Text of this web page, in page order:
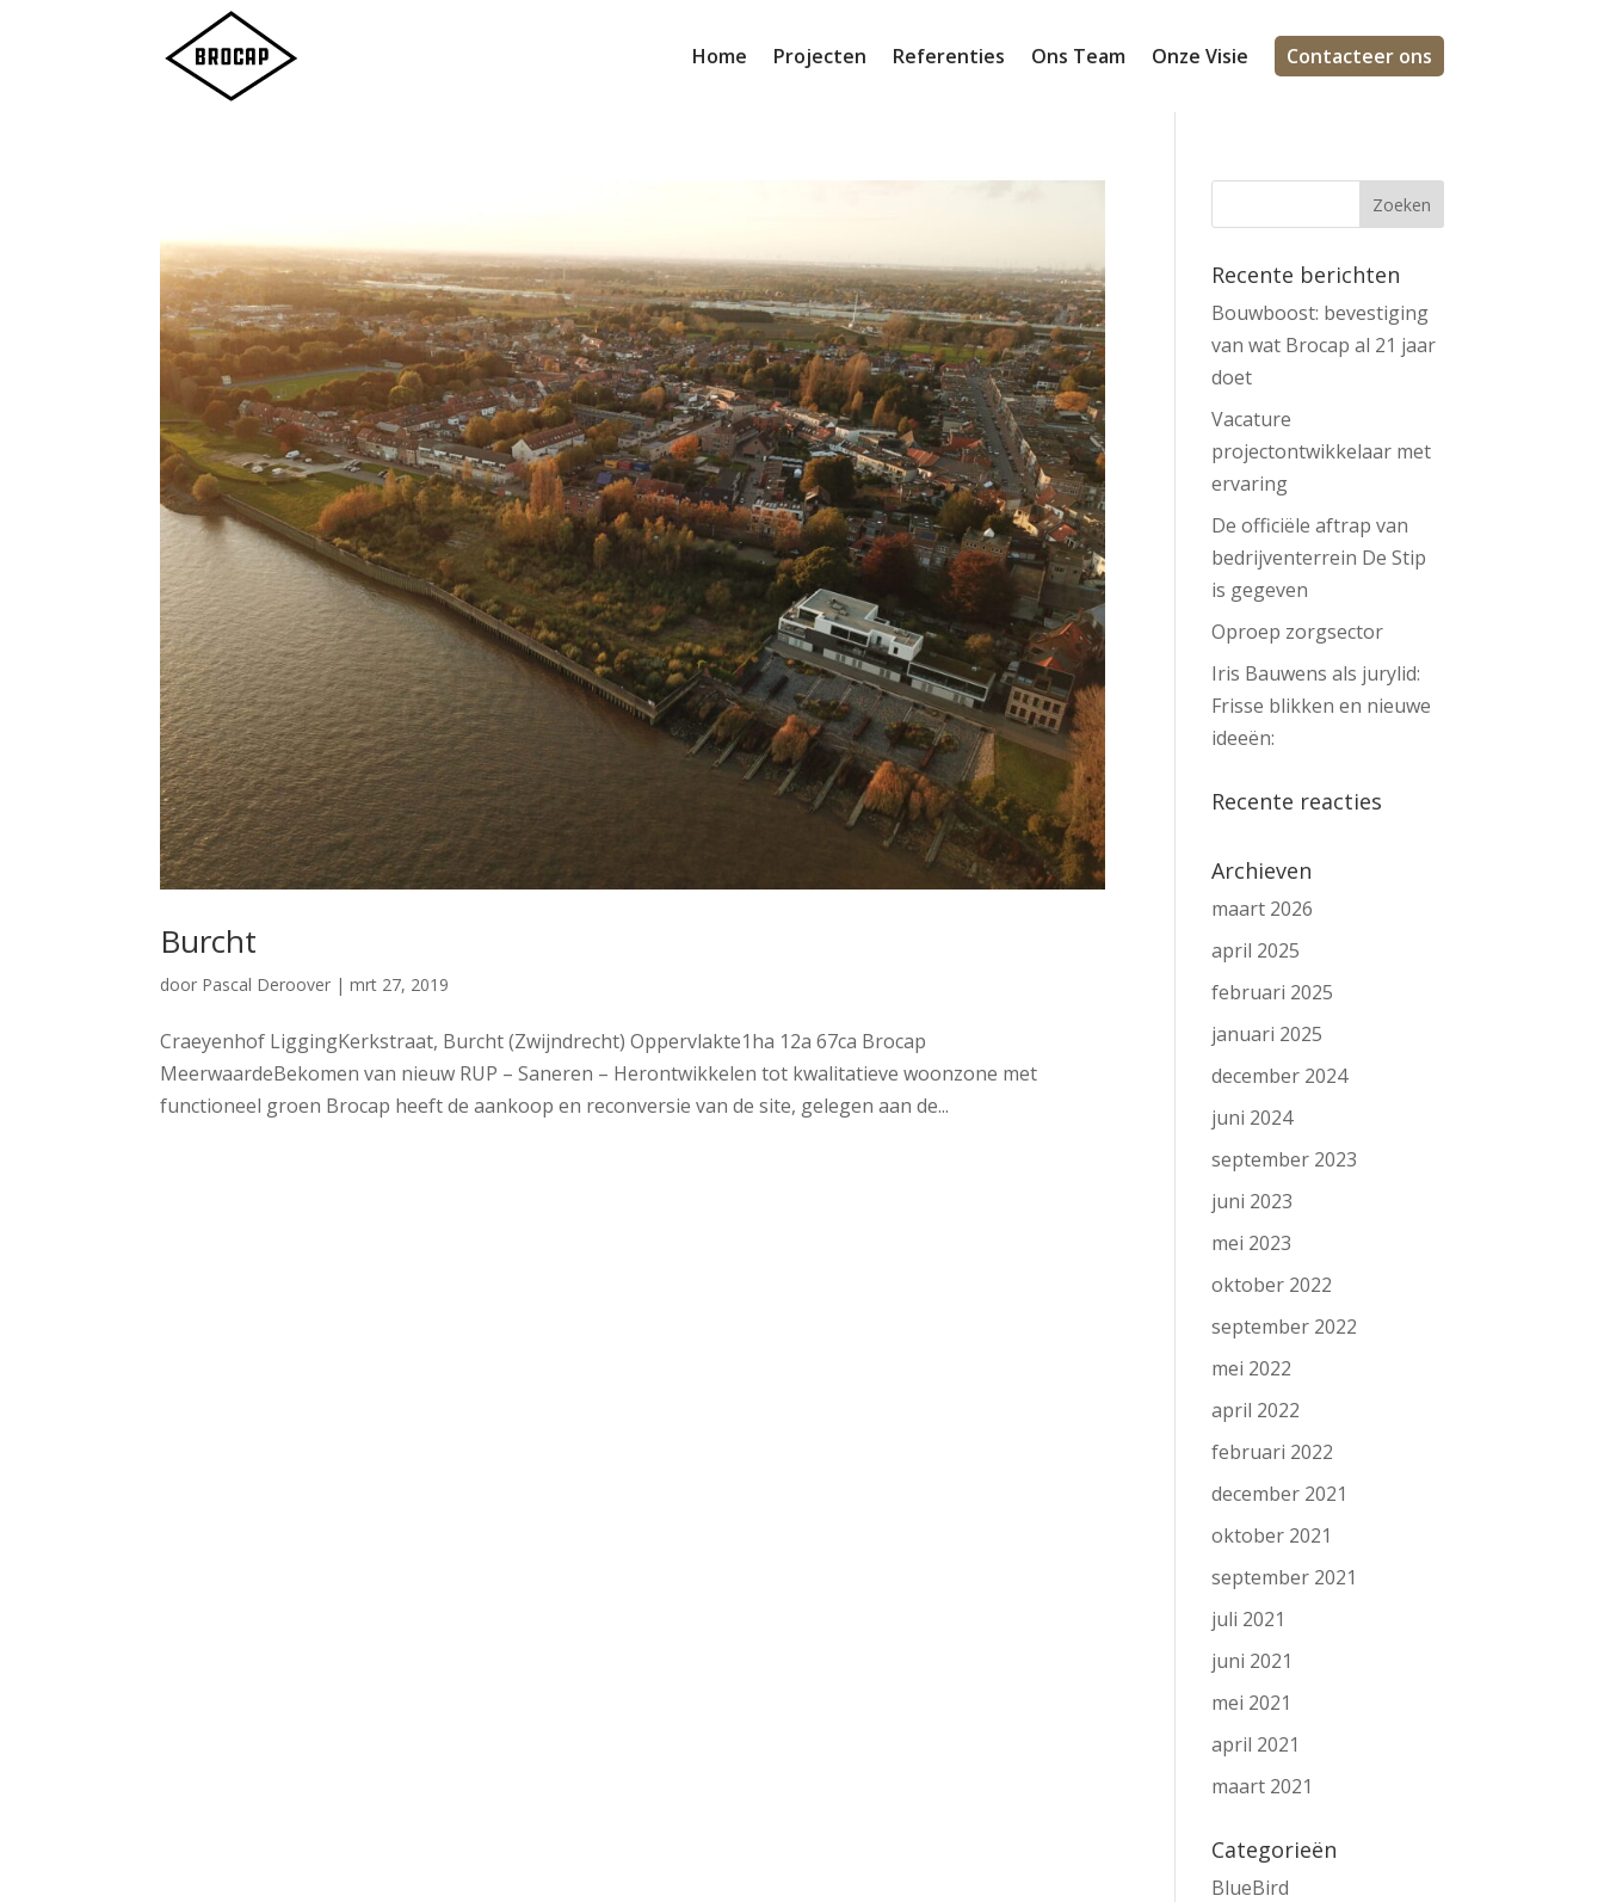
Home Projecten Referenties Ons Team Onze Visie Contacteer ons
Burcht
door Pascal Deroover |mrt 27, 2019
Craeyenhof LiggingKerkstraat, Burcht (Zwijndrecht) Oppervlakte1ha 12a 67ca Brocap
MeerwaardeBekomen van nieuw RUP – Saneren – Herontwikkelen tot kwalitatieve woonzone met
functioneel groen Brocap heeft de aankoop en reconversie van de site, gelegen aan de...
Recente berichten
Bouwboost: bevestiging
van wat Brocap al 21 jaar
doet
Vacature
projectontwikkelaar met
ervaring
De officiële aftrap van
bedrijventerrein De Stip
is gegeven
Oproep zorgsector
Iris Bauwens als jurylid:
Frisse blikken en nieuwe
ideeën:
Recente reacties
Archieven
maart 2026
april 2025
februari 2025
januari 2025
december 2024
juni 2024
september 2023
juni 2023
mei 2023
oktober 2022
september 2022
mei 2022
april 2022
februari 2022
december 2021
oktober 2021
september 2021
juli 2021
juni 2021
mei 2021
april 2021
maart 2021
Categorieën
BlueBird